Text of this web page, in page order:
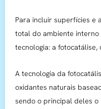
Para incluir superfícies e
total do ambiente
tecnologia: a fotocatálise,
A tecnologia da
oxidantes naturais
sendo o principal deles o